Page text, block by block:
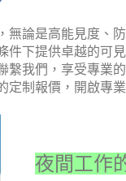
論是高能見度、
下提供卓越的可
我們，享受專業
制報價，開啟專
夜間工作